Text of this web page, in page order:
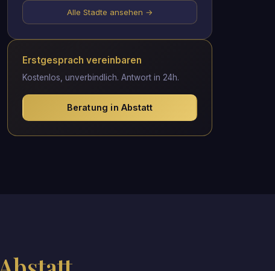
Alle Stadte ansehen →
Erstgesprach vereinbaren
Kostenlos, unverbindlich. Antwort in 24h.
Beratung in Abstatt